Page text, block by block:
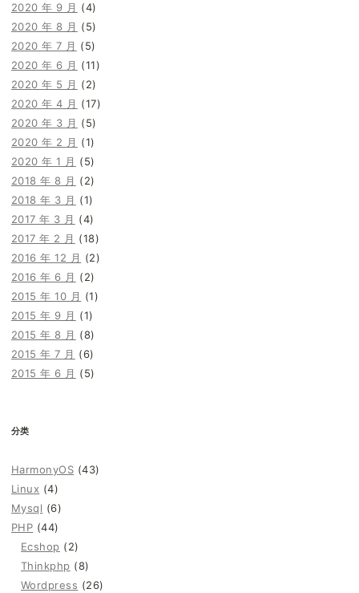
2020 年 9 月 (4)
2020 年 8 月 (5)
2020 年 7 月 (5)
2020 年 6 月 (11)
2020 年 5 月 (2)
2020 年 4 月 (17)
2020 年 3 月 (5)
2020 年 2 月 (1)
2020 年 1 月 (5)
2018 年 8 月 (2)
2018 年 3 月 (1)
2017 年 3 月 (4)
2017 年 2 月 (18)
2016 年 12 月 (2)
2016 年 6 月 (2)
2015 年 10 月 (1)
2015 年 9 月 (1)
2015 年 8 月 (8)
2015 年 7 月 (6)
2015 年 6 月 (5)
分类
HarmonyOS (43)
Linux (4)
Mysql (6)
PHP (44)
Ecshop (2)
Thinkphp (8)
Wordpress (26)